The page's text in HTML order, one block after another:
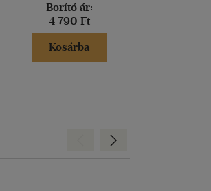
Borító ár:
4 790 Ft
Kosárba
Előre